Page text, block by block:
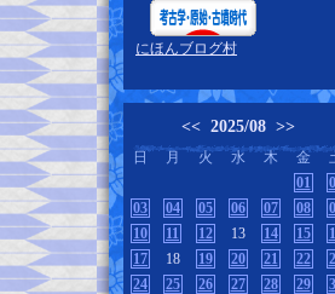
にほんブログ村
<< 2025/08 >>
日 月 火 水 木 金
01
03
04 05 06 07 08
10
11 12 13 14 15
17
18 19 20 21 22
24
25 26 27 28 29